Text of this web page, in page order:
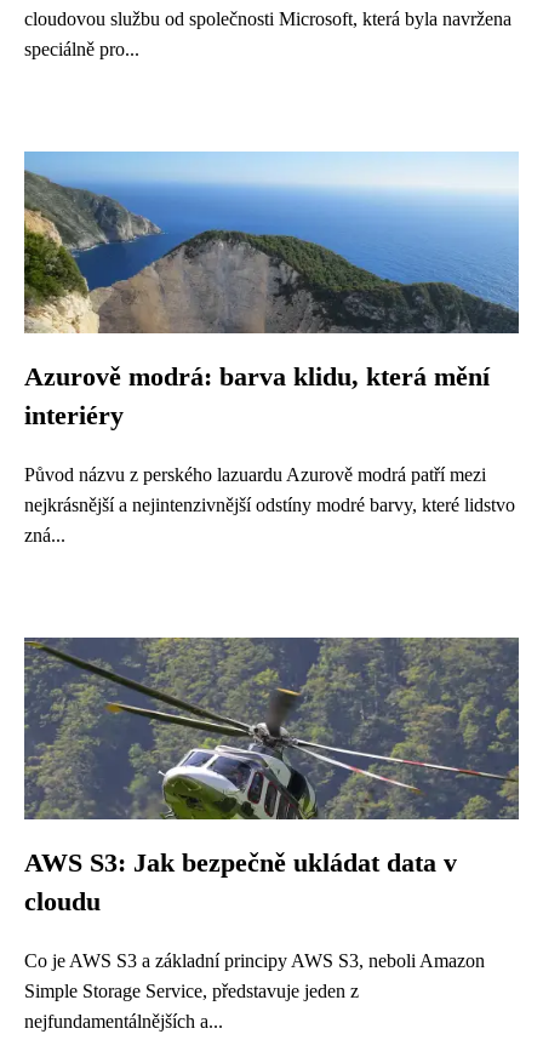
cloudovou službu od společnosti Microsoft, která byla navržena
speciálně pro...
Azurově modrá: barva klidu, která mění
interiéry
Původ názvu z perského lazuardu Azurově modrá patří mezi
nejkrásnější a nejintenzivnější odstíny modré barvy, které lidstvo
zná...
AWS S3: Jak bezpečně ukládat data v
cloudu
Co je AWS S3 a základní principy AWS S3, neboli Amazon
Simple Storage Service, představuje jeden z
nejfundamentálnějších a...